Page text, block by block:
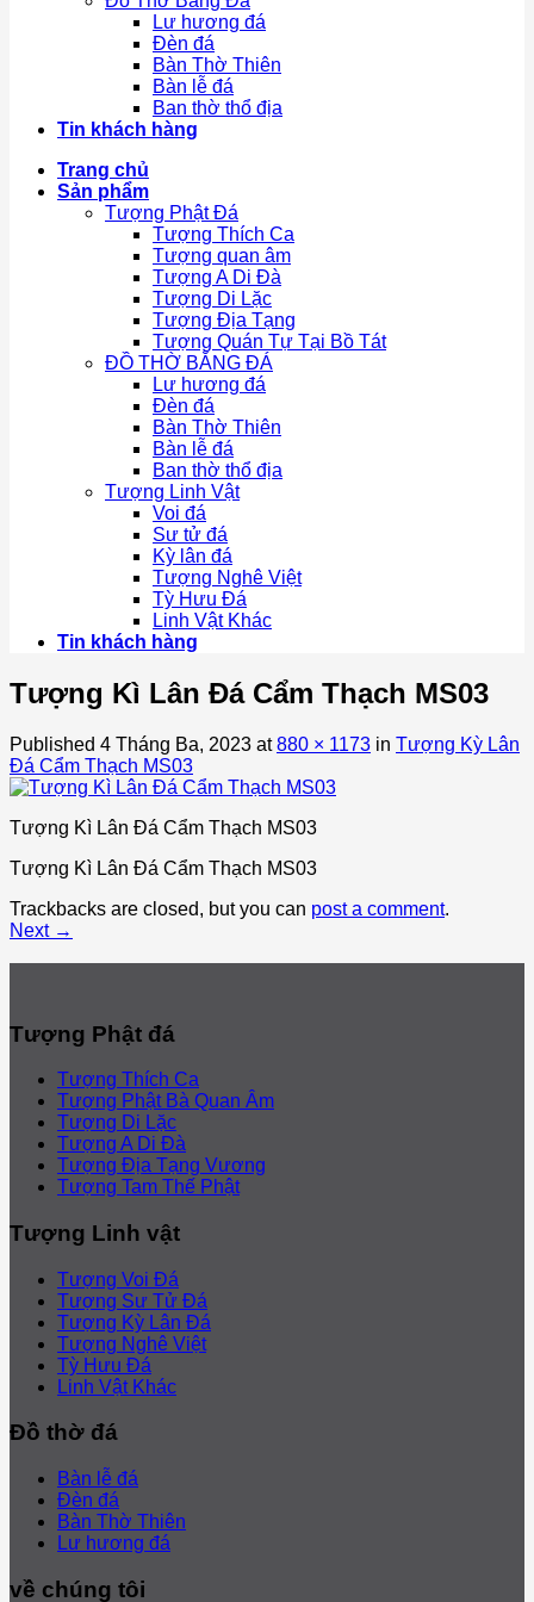
Lư hương đá
Đèn đá
Bàn Thờ Thiên
Bàn lễ đá
Ban thờ thổ địa
Tin khách hàng
Trang chủ
Sản phẩm
Tượng Phật Đá
Tượng Thích Ca
Tượng quan âm
Tượng A Di Đà
Tượng Di Lặc
Tượng Địa Tạng
Tượng Quán Tự Tại Bồ Tát
ĐỒ THỜ BẰNG ĐÁ
Lư hương đá
Đèn đá
Bàn Thờ Thiên
Bàn lễ đá
Ban thờ thổ địa
Tượng Linh Vật
Voi đá
Sư tử đá
Kỳ lân đá
Tượng Nghê Việt
Tỳ Hưu Đá
Linh Vật Khác
Tin khách hàng
Tượng Kì Lân Đá Cẩm Thạch MS03
Published 4 Tháng Ba, 2023 at880 × 1173 in Tượng Kỳ Lân
Đá Cẩm Thạch MS03
Tượng Kì Lân Đá Cẩm Thạch MS03
Tượng Kì Lân Đá Cẩm Thạch MS03
Trackbacks are closed, but you can post a comment.
Next →
Tượng Phật đá
Tượng Thích Ca
Tượng Phật Bà Quan Âm
Tượng Di Lặc
Tượng A Di Đà
Tượng Địa Tạng Vương
Tượng Tam Thế Phật
Tượng Linh vật
Tượng Voi Đá
Tượng Sư Tử Đá
Tượng Kỳ Lân Đá
Tượng Nghê Việt
Tỳ Hưu Đá
Linh Vật Khác
Đồ thờ đá
Bàn lễ đá
Đèn đá
Bàn Thờ Thiên
Lư hương đá
về chúng tôi